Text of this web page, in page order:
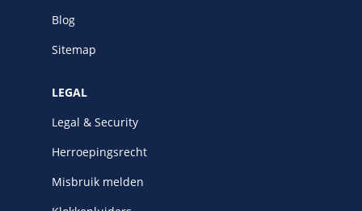
Blog
Sitemap
LEGAL
Legal & Security
Herroepingsrecht
Misbruik melden